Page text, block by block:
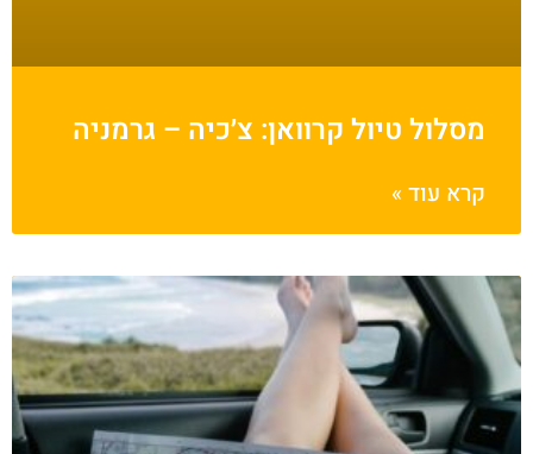
מסלול טיול קרוואן: צ׳כיה – גרמניה
קרא עוד »